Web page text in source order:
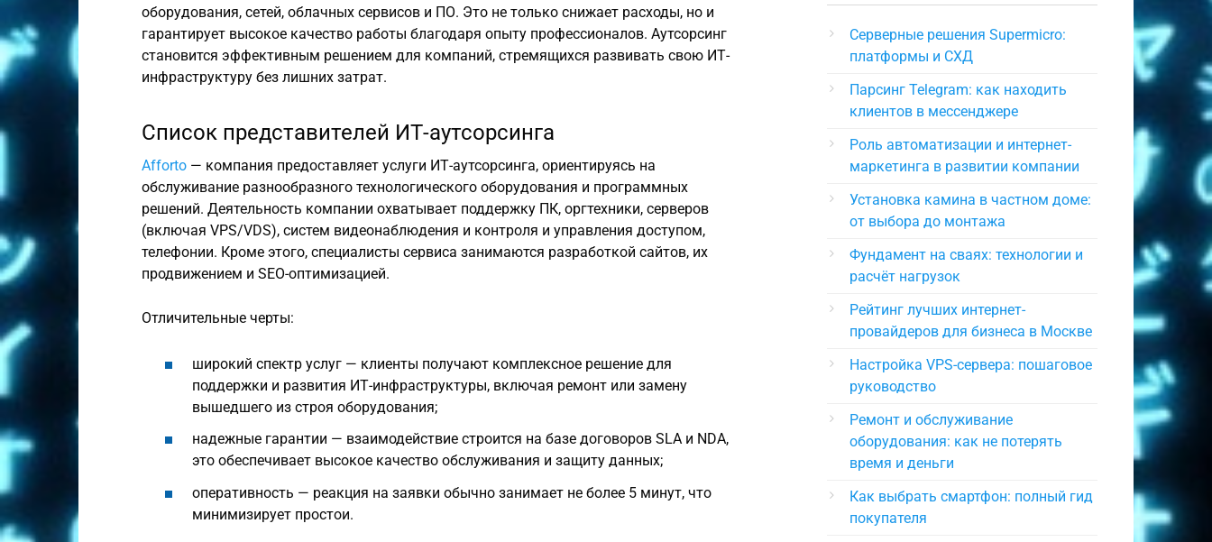
оборудования, сетей, облачных сервисов и ПО. Это не только снижает расходы, но и
гарантирует высокое качество работы благодаря опыту профессионалов. Аутсорсинг
становится эффективным решением для компаний, стремящихся развивать свою ИТ-
инфраструктуру без лишних затрат.
Список представителей ИТ-аутсорсинга
Afforto — компания предоставляет услуги ИТ-аутсорсинга, ориентируясь на
обслуживание разнообразного технологического оборудования и программных
решений. Деятельность компании охватывает поддержку ПК, оргтехники, серверов
(включая VPS/VDS), систем видеонаблюдения и контроля и управления доступом,
телефонии. Кроме этого, специалисты сервиса занимаются разработкой сайтов, их
продвижением и SEO-оптимизацией.
Отличительные черты:
широкий спектр услуг — клиенты получают комплексное решение для
поддержки и развития ИТ-инфраструктуры, включая ремонт или замену
вышедшего из строя оборудования;
надежные гарантии — взаимодействие строится на базе договоров SLA и NDA,
это обеспечивает высокое качество обслуживания и защиту данных;
оперативность — реакция на заявки обычно занимает не более 5 минут, что
минимизирует простои.
Серверные решения Supermicro:
платформы и СХД
Парсинг Telegram: как находить
клиентов в мессенджере
Роль автоматизации и интернет-
маркетинга в развитии компании
Установка камина в частном доме:
от выбора до монтажа
Фундамент на сваях: технологии и
расчёт нагрузок
Рейтинг лучших интернет-
провайдеров для бизнеса в Москве
Настройка VPS-сервера: пошаговое
руководство
Ремонт и обслуживание
оборудования: как не потерять
время и деньги
Как выбрать смартфон: полный гид
покупателя